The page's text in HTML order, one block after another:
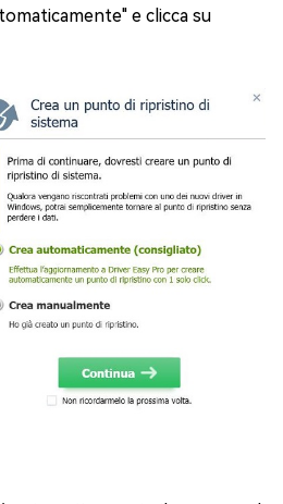
e clicca su